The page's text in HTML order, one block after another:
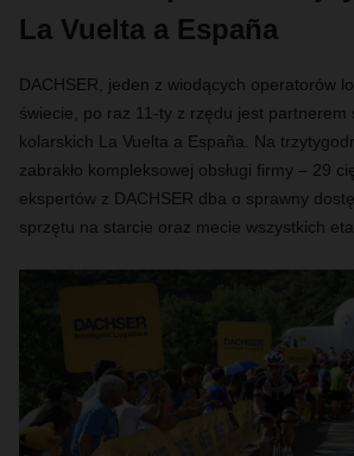
La Vuelta a España
DACHSER, jeden z wiodących operatorów
świecie, po raz 11-ty z rzędu jest partnerem
kolarskich La Vuelta a España . Na
zabrakło kompleksowej obsługi firmy – 29
ekspertów z DACHSER dba o sprawny
sprzętu na starcie oraz mecie wszystkich